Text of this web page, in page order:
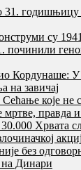
31. годишњицу
су
починили
Кордунаше: У
на завичај
Сећање које не
мртве, правда
Хрвата
без
на Динари